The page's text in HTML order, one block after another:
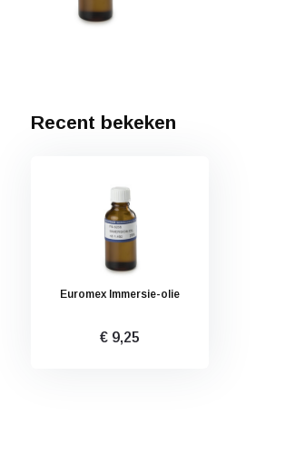
Recent bekeken
Euromex Immersie-olie
€ 9,25